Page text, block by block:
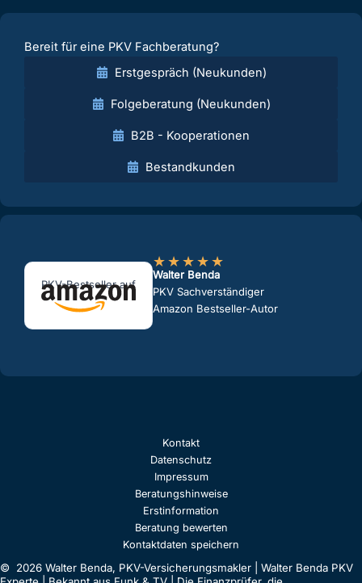
Bereit für eine PKV Fachberatung?
Erstgespräch (Neukunden)
Folgeberatung (Neukunden)
B2B - Kooperationen
Bestandkunden
PKV-Bestseller auf
★★★★★
Walter Benda
PKV Sachverständiger
Amazon Bestseller-Autor
Kontakt
Datenschutz
Impressum
Beratungshinweise
Erstinformation
Beratung bewerten
Kontaktdaten speichern
© 2026 Walter Benda, PKV-Versicherungsmakler | Walter Benda PKV